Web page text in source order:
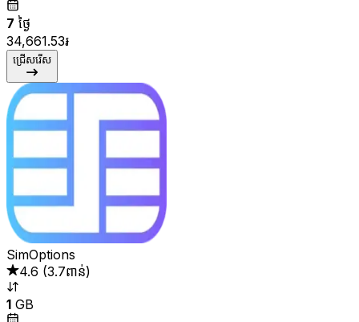
7 ថ្ងៃ
34,661.53៛
ជ្រើសរើស
SimOptions
4.6 (3.7ពាន់)
1 GB